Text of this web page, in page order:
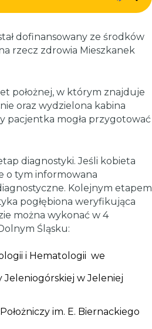
dofinansowany ze środków
rzecz zdrowia Mieszkanek
położnej, w którym znajduje
oraz wydzielona kabina
pacjentka mogła przygotować
diagnostyki. Jeśli kobieta
o tym informowana
Kolejnym etapem
pogłębiona weryfikująca
można wykonać w 4
Śląsku:
i Hematologii we
w Jeleniej
im. E. Biernackiego